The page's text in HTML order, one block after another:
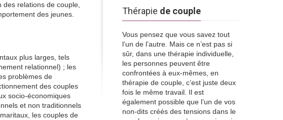
relations de couple,
des jeunes.
plus larges, tels
relationnel) ; les
problèmes de
des couples
socio-économiques
et non traditionnels
les couples de
Thérapie de couple
Vous pensez que vous savez tout
l’un de l’autre. Mais ce n’est pas si
sûr, dans une thérapie individuelle,
les personnes peuvent être
confrontées à eux-mêmes, en
thérapie de couple, c’est juste deux
fois le même travail. Il est
également possible que l’un de vos
non-dits créés des tensions dans le